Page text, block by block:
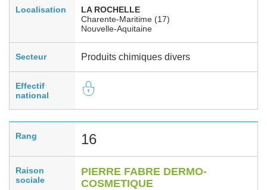
Localisation
LA ROCHELLE
Charente-Maritime (17)
Nouvelle-Aquitaine
Secteur Produits chimiques divers
Effectif
national
Rang 16
Raison
sociale
PIERRE FABRE DERMO-
COSMETIQUE